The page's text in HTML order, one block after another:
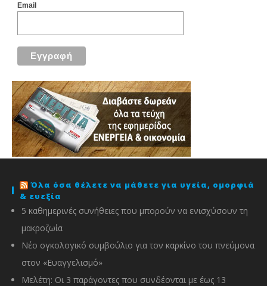
Email
Όλα όσα θέλετε να μάθετε για υγεία, ομορφιά
& ευεξία
5 καθημερινές συνήθειες που μπορούν να ενισχύσουν τη
μακροζωία
Νέο ογκολογικό συμβούλιο για τον καρκίνο του πνεύμονα
στον «Ευαγγελισμό»
Μελέτη: Οι 3 παράγοντες που συνδέονται με έως 13